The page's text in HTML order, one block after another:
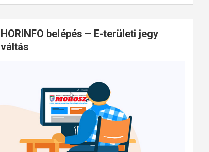
HORINFO belépés – E-területi jegy
váltás